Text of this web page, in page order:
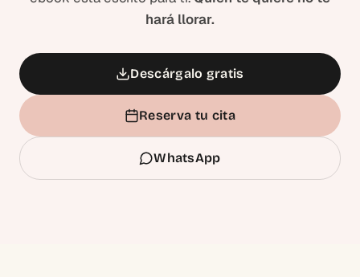
hará llorar.
Descárgalo gratis
Reserva tu cita
WhatsApp